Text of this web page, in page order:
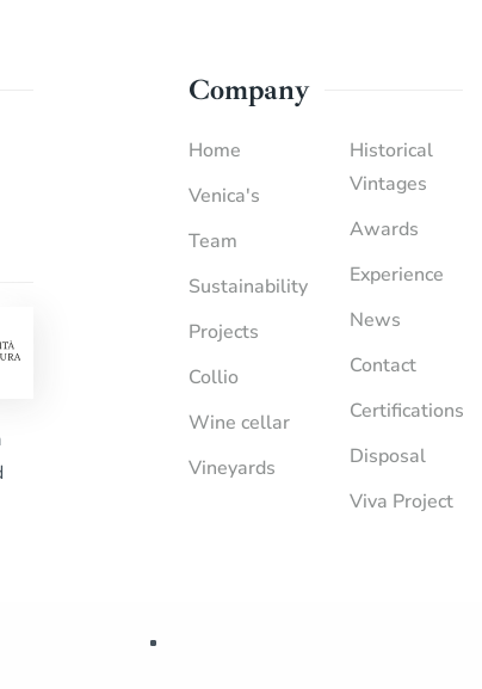
Company
Home
Venica's
Team
Sustainability
Projects
Collio
Wine cellar
Vineyards
Historical
Vintages
Awards
Experience
News
Contact
Certifications
Disposal
Viva Project